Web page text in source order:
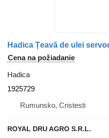
Cena na požiadanie
Hadica
1925729
Rumunsko, Cristesti
ROYAL DRU AGRO S.R.L.